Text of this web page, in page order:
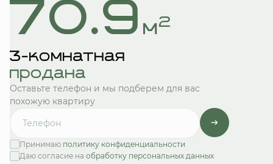
70.9 м2
3-комнатная
продана
Оставьте телефон и мы подберем для вас
похожую квартиру
Принимаю политику конфиденциальности
Даю согласие на обработку персональных данных